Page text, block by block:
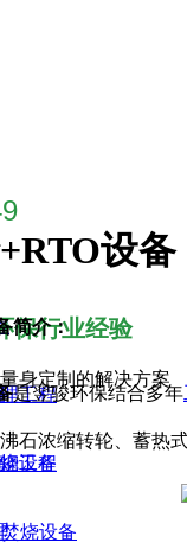
工程
工程
设备
烧设备
保行业经验
身定制的解决方案
设备
简介：
是翌骏环保结合多年
石浓缩转轮、蓄热